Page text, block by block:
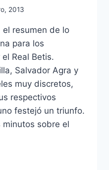
2013
el resumen de lo
para los
Real Betis.
Salvador Agra y
muy discretos,
respectivos
festejó un triunfo.
sobre el